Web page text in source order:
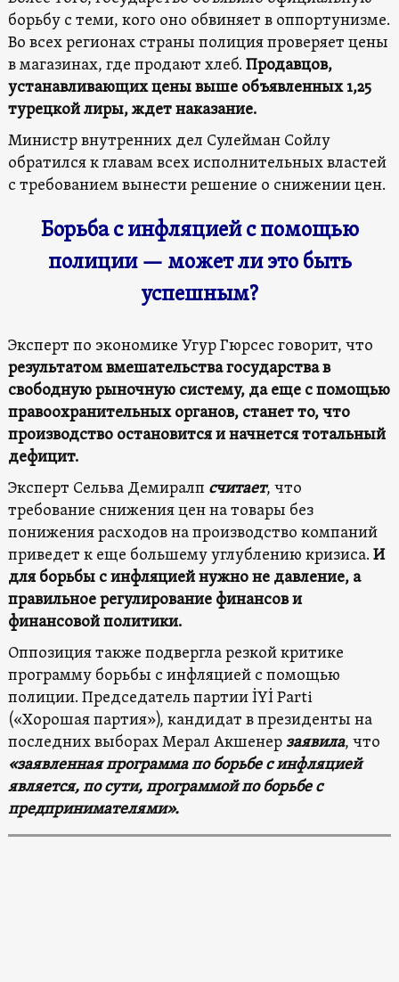
борьбу с теми, кого оно обвиняет в оппортунизме.
Во всех регионах страны полиция проверяет цены
в магазинах, где продают хлеб. Продавцов,
устанавливающих цены выше объявленных 1,25
турецкой лиры, ждет наказание.
Министр внутренних дел Сулейман Сойлу
обратился к главам всех исполнительных властей
с требованием вынести решение о снижении цен.
Борьба с инфляцией с помощью
полиции — может ли это быть
успешным?
Эксперт по экономике Угур Гюрсес говорит, что
результатом вмешательства государства в
свободную рыночную систему, да еще с помощью
правоохранительных органов, станет то, что
производство остановится и начнется тотальный
дефицит.
Эксперт Сельва Демиралп считает, что
требование снижения цен на товары без
понижения расходов на производство компаний
приведет к еще большему углублению кризиса. И
для борьбы с инфляцией нужно не давление, а
правильное регулирование финансов и
финансовой политики.
Оппозиция также подвергла резкой критике
программу борьбы с инфляцией с помощью
полиции. Председатель партии İYİ Parti
(«Хорошая партия»), кандидат в президенты на
последних выборах Мерал Акшенерзаявила, что
«заявленная программа по борьбе с инфляцией
является, по сути, программой по борьбе с
предпринимателями».